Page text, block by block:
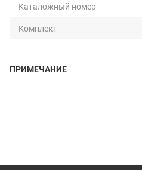
Каталожный номер
Комплект
ПРИМЕЧАНИЕ